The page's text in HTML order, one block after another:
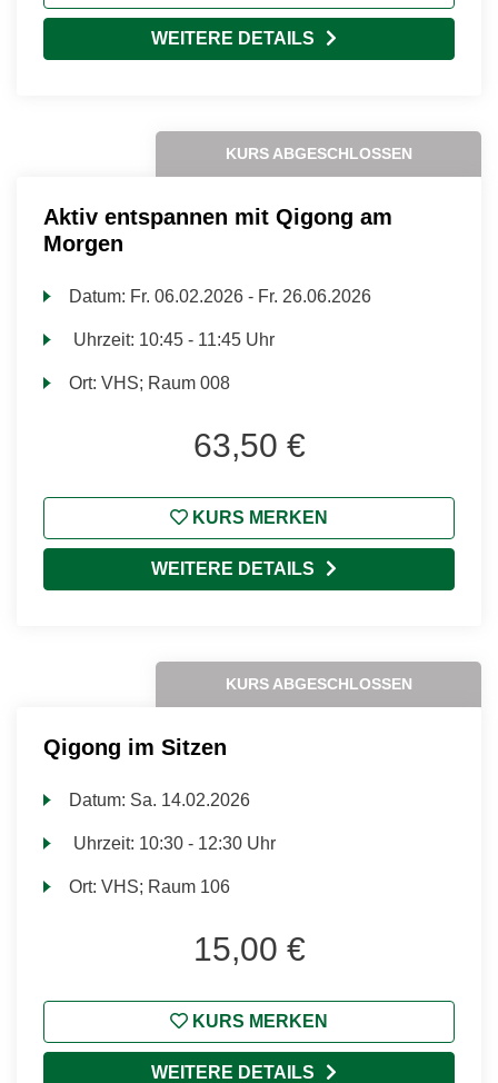
WEITERE DETAILS
KURS ABGESCHLOSSEN
Aktiv entspannen mit Qigong am
Morgen
Datum: Fr. 06.02.2026 - Fr. 26.06.2026
Uhrzeit: 10:45 - 11:45 Uhr
Ort:VHS; Raum 008
63,50 €
KURS MERKEN
WEITERE DETAILS
KURS ABGESCHLOSSEN
Qigong im Sitzen
Datum: Sa. 14.02.2026
Uhrzeit: 10:30 - 12:30 Uhr
Ort:VHS; Raum 106
15,00 €
KURS MERKEN
WEITERE DETAILS